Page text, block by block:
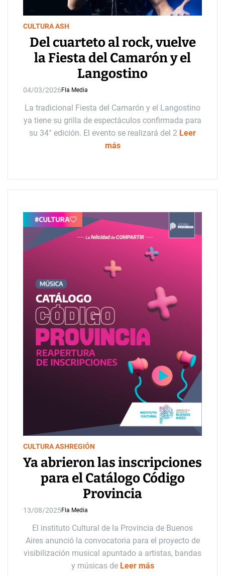
CULTURA ASH
Del cuarteto al rock, vuelve
la Fiesta del Camarón y el
Langostino
04/03/2026Fla Media
La tradicional Fiesta del Camarón y el Langostino
ya tiene su grilla de espectáculos confirmada para
su 34° edición. El evento se realizará del 2 Leer
más
CULTURA ASHREGIÓN
Ya abrieron las inscripciones
para el Catálogo Código
Provincia
13/08/2025Fla Media
El instituto Cultural de la Provincia de Buenos
Aires anunció la convocatoria para el proyecto de
visibilización musical apuntado a artistas, bandas
y músicas de Leer más